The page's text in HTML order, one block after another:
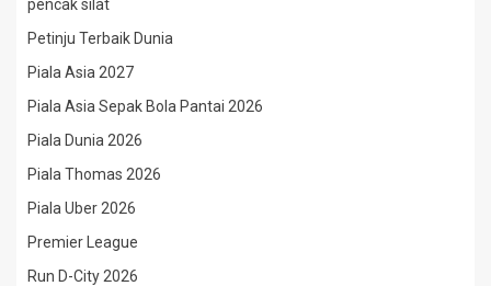
pencak silat
Petinju Terbaik Dunia
Piala Asia 2027
Piala Asia Sepak Bola Pantai 2026
Piala Dunia 2026
Piala Thomas 2026
Piala Uber 2026
Premier League
Run D-City 2026